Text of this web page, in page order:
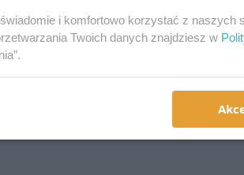
i komfortowo korzystać z naszych
Twoich danych znajdziesz w